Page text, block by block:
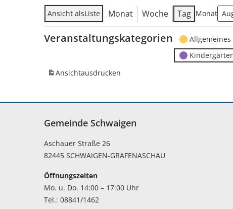
Ansicht alsListe Monat Woche Tag Monat
Veranstaltungskategorien Allgemeines
Ansichtausdrucken
Gemeinde Schwaigen
Aschauer Straße 26
82445 SCHWAIGEN-GRAFENASCHAU
Öffnungszeiten
Mo. u. Do. 14:00 – 17:00 Uhr
Tel.: 08841/1462